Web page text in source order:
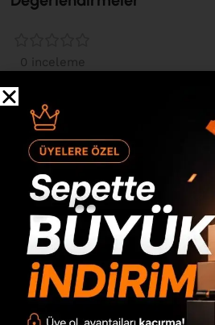
0 inceleme
0
0
“Future Tv Ünitesi 180cm FR8-AY
yorum yapan ilk kişi siz olun
E-posta adresiniz
işaretlenmişlerdir
Derecelendirmeniz